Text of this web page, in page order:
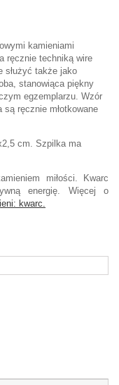
kamieniami
ręcznie techniką wire
służyć także jako
stanowiąca piękny
egzemplarzu. Wzór
ręcznie młotkowane
cm. Szpilka ma
miłości. Kwarc
energię. Więcej o
kwarc.